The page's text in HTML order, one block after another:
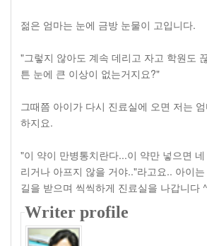
젊은 엄마는 눈에 금방 눈물이 고입니다.
"그렇지 않아도 계속 데리고 자고 학원도
튼 눈에 큰 이상이 없는거지요?"
그때쯤 아이가 다시 진료실에 오면 저는
하지요.
"이 약이 만병통치란다...이 약만 넣으면
리거나 아프지 않을 거야.."라고요.. 아이
길을 받으며 씩씩하게 진료실을 나갑니다
Writer profile